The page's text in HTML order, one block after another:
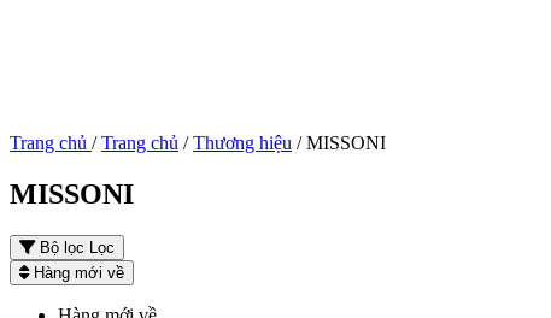
Trang chủ / Trang chủ / Thương hiệu / MISSONI
MISSONI
Bộ lọc
Lọc
Hàng mới về